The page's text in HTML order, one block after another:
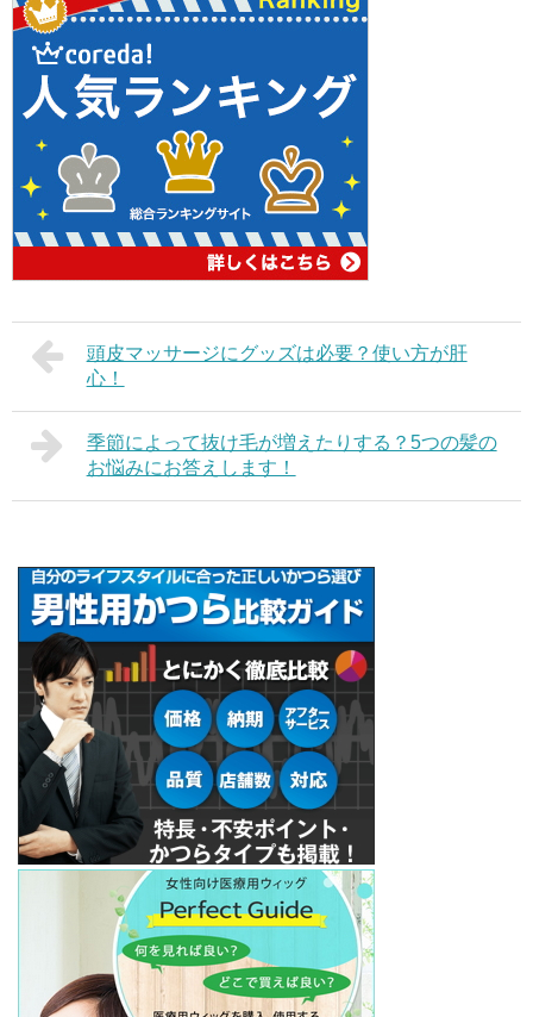
頭皮マッサージにグッズは必要？使い方が肝
心！
季節によって抜け毛が増えたりする？5つの髪の
お悩みにお答えします！